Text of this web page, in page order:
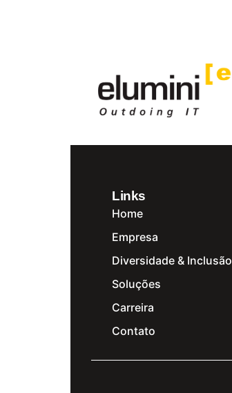
Links
Home
Empresa
Diversidade & Inclusão
Soluções
Carreira
Contato